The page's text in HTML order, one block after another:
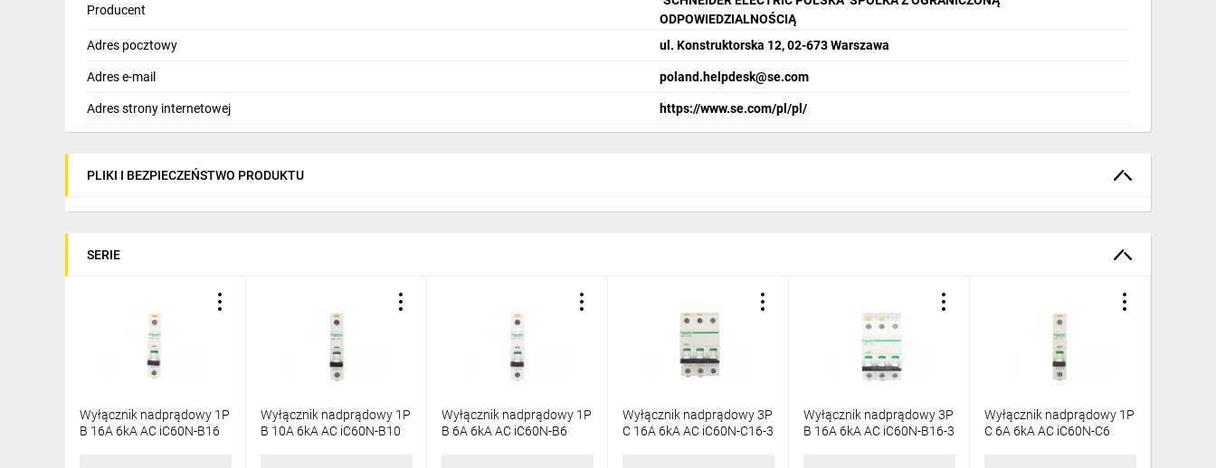
Producent
ODPOWIEDZIALNOŚCIĄ
Adres pocztowy
ul. Konstruktorska 12, 02-673 Warszawa
Adres e-mail poland.helpdesk@se.com
Adres strony internetowej https://www.se.com/pl/pl/
PLIKI I BEZPIECZEŃSTWO PRODUKTU
SERIE
Wyłącznik nadprądowy 1P
B 16A 6kA AC iC60N-B16
Wyłącznik nadprądowy 1P
B 10A 6kA AC iC60N-B10
Wyłącznik nadprądowy 1P
B 6A 6kA AC iC60N-B6
Wyłącznik nadprądowy 3P
C 16A 6kA AC iC60N-C16-3
Wyłącznik nadprądowy 3P
B 16A 6kA AC iC60N-B16-3
Wyłącznik nadprądowy 1P
C 6A 6kA AC iC60N-C6